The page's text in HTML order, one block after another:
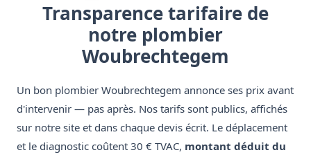
Transparence tarifaire de
notre plombier
Woubrechtegem
Un bon plombier Woubrechtegem annonce ses prix avant
d'intervenir — pas après. Nos tarifs sont publics, affichés
sur notre site et dans chaque devis écrit. Le déplacement
et le diagnostic coûtent 30 € TVAC, montant déduit du